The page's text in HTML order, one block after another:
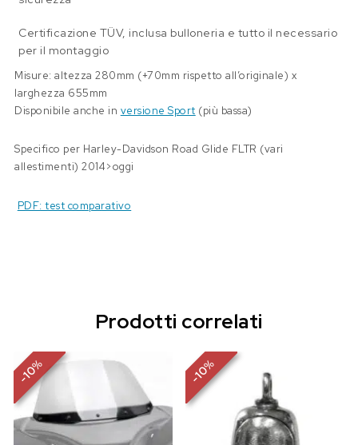
Certificazione TÜV, inclusa bulloneria e tutto il necessario
per il montaggio
Misure: altezza 280mm (+70mm rispetto all’originale) x
larghezza 655mm
Disponibile anche in versione Sport (più bassa)
Specifico per Harley-Davidson Road Glide FLTR (vari
allestimenti) 2014>oggi
PDF: test comparativo
Prodotti correlati
-
10
%
-
10
%